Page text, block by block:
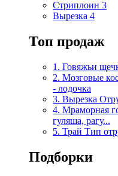
Стриплоин 3
Вырезка 4
Топ продаж
1. Говяжьи
2. Мозговые
- лодочка
3. Вырезка
4. Мраморная
гуляша, рагу...
5. Трай Тип
Подборки